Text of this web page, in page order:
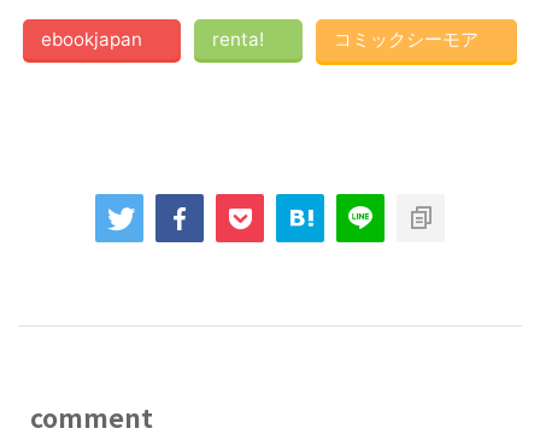
ebookjapan renta! コミックシーモア
comment